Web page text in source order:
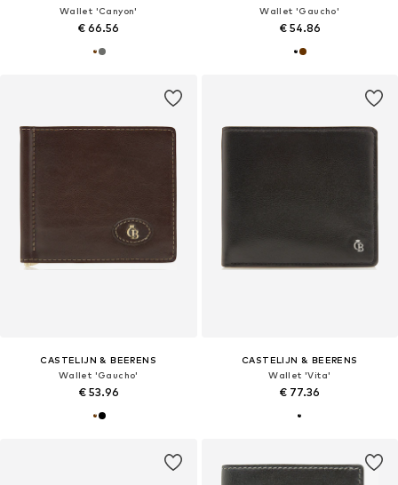
Wallet 'Canyon'
€ 66.56
Wallet 'Gaucho'
€ 54.86
CASTELIJN & BEERENS
Wallet 'Gaucho'
€ 53.96
CASTELIJN & BEERENS
Wallet 'Vita'
€ 77.36